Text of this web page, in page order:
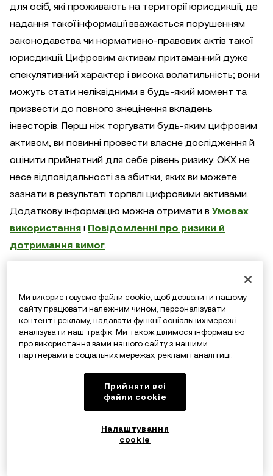
для осіб, які проживають на території юрисдикції, де
надання такої інформації вважається порушенням
законодавства чи нормативно-правових актів такої
юрисдикції. Цифровим активам притаманний дуже
спекулятивний характер і висока волатильність; вони
можуть стати неліквідними в будь-який момент та
призвести до повного знецінення вкладень
інвесторів. Перш ніж торгувати будь-яким цифровим
активом, ви повинні провести власне дослідження й
оцінити прийнятний для себе рівень ризику. OKX не
несе відповідальності за збитки, яких ви можете
зазнати в результаті торгівлі цифровими активами.
Додаткову інформацію можна отримати вУмовах
використання і Повідомленні про ризики й
дотримання вимог.
Якщо у вас виникли запитання щодо цього
повідомлення про коригування, зв’яжіться з нами в
групіOKX у Telegramабо вЦентрі підтримки.
Завантажте застосунок OKX для iOS, Android,
Ми використовуємо файли cookie, щоб дозволити нашому
сайту працювати належним чином, персоналізувати
контент і рекламу, надавати функції соціальних мереж і
аналізувати наш трафік. Ми також ділимося інформацією
про використання вами нашого сайту з нашими
партнерами в соціальних мережах, рекламі і аналітиці.
Прийняти всі
файли сookie
Налаштування
cookie